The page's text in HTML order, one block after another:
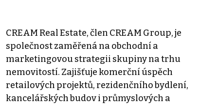
CREAM Real Estate, člen CREAM Group, je
společnost zaměřená na obchodní a
marketingovou strategii skupiny na trhu
nemovitostí. Zajišťuje komerční úspěch
retailových projektů, rezidenčního bydlení,
kancelářských budov i průmyslových a